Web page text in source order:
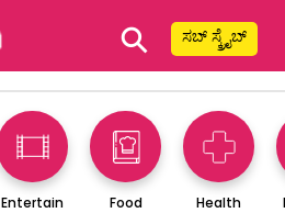
⚲ ಸಬ್ ಸ್ಕ್ರೈಬ್
Entertain
Food Health